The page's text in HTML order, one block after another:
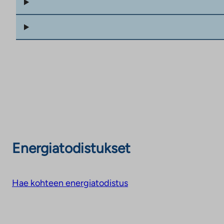
Energiatodistukset
Hae kohteen energiatodistus